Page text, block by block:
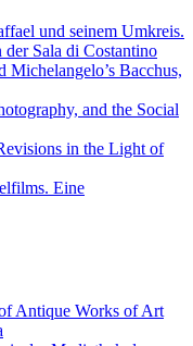
und seinem Umkreis.
der Sala di Costantino
Bacchus,
and the Social
in the Light of
Eine
Antique Works of Art